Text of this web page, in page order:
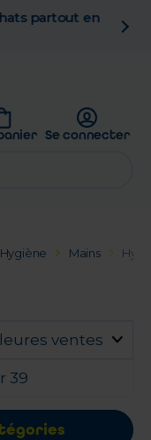
partout en
Se connecter
Mains
ventes
39